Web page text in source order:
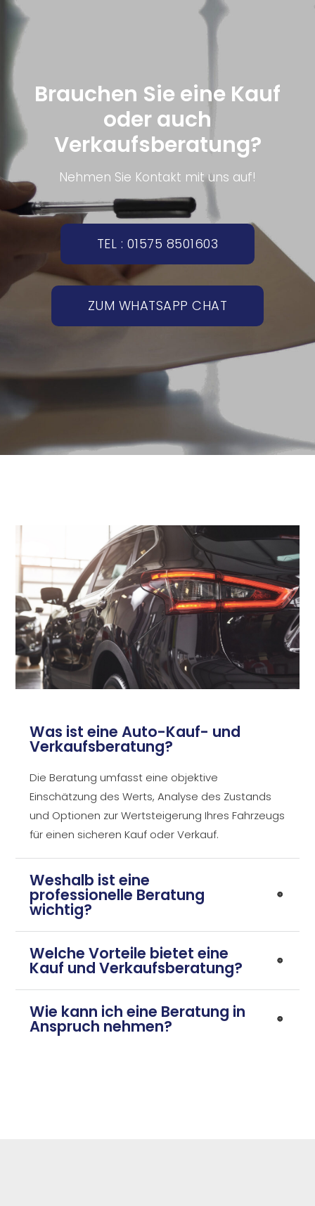
Brauchen Sie eine Kauf
oder auch
Verkaufsberatung?
Nehmen Sie Kontakt mit uns auf!
TEL : 01575 8501603
ZUM WHATSAPP CHAT
Was ist eine Auto-Kauf- und
Verkaufsberatung?
Die Beratung umfasst eine objektive
Einschätzung des Werts, Analyse des Zustands
und Optionen zur Wertsteigerung Ihres Fahrzeugs
für einen sicheren Kauf oder Verkauf.
Weshalb ist eine
professionelle Beratung
wichtig?
Welche Vorteile bietet eine
Kauf und Verkaufsberatung?
Wie kann ich eine Beratung in
Anspruch nehmen?